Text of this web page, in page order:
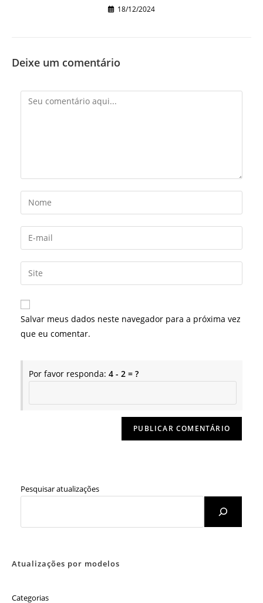
18/12/2024
Deixe um comentário
Comentário
Digite
seu
nome
ou
de
usuário
para
comentar
Digite
seu
endereço
de
mail
para
comentar
Digite
o
URL
do
site
Salvar meus dados neste navegador para a próxima vez
que eu comentar.
Por favor responda: 4 - 2 = ?
Pesquisar atualizações
Atualizações por modelos
Categorias